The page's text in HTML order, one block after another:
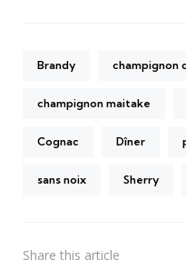
Brandy champignon
champignon maitake
Cognac Dîner
sans noix Sherry
Share this article